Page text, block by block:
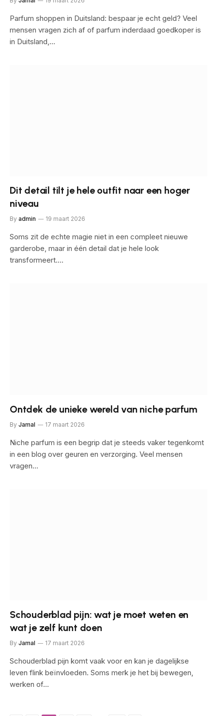
Parfum shoppen in Duitsland: bespaar je echt geld? Veel
mensen vragen zich af of parfum inderdaad goedkoper is
in Duitsland,…
Dit detail tilt je hele outfit naar een hoger
niveau
By admin 19 maart 2026
Soms zit de echte magie niet in een compleet nieuwe
garderobe, maar in één detail dat je hele look
transformeert.…
Ontdek de unieke wereld van niche parfum
By Jamal 17 maart 2026
Niche parfum is een begrip dat je steeds vaker tegenkomt
in een blog over geuren en verzorging. Veel mensen
vragen…
Schouderblad pijn: wat je moet weten en
wat je zelf kunt doen
By Jamal 17 maart 2026
Schouderblad pijn komt vaak voor en kan je dagelijkse
leven flink beïnvloeden. Soms merk je het bij bewegen,
werken of…